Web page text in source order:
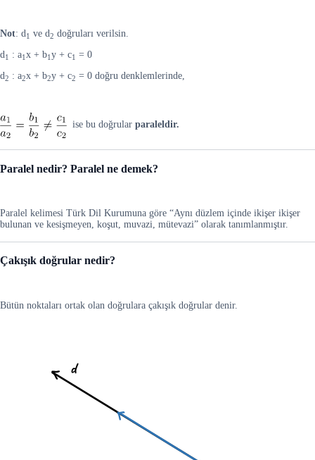
Not: d1 ve d2 doğruları verilsin.
d1 : a1 x + b1 y + c1
= 0
d2 : a2x + b2y + c2 = 0 doğru denklemlerinde,
ise bu doğrular paraleldir.
Paralel nedir? Paralel ne demek?
Paralel kelimesi Türk Dil Kurumuna göre “Aynı düzlem içinde ikişer ikişer
bulunan ve kesişmeyen, koşut, muvazi, mütevazi” olarak tanımlanmıştır.
Çakışık doğrular nedir?
Bütün noktaları ortak olan doğrulara çakışık doğrular denir.